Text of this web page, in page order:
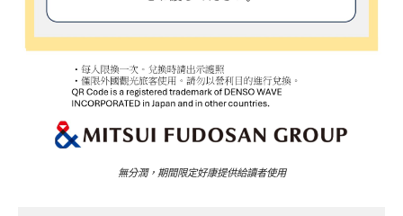
無分潤，期間限定好康提供給讀者使用